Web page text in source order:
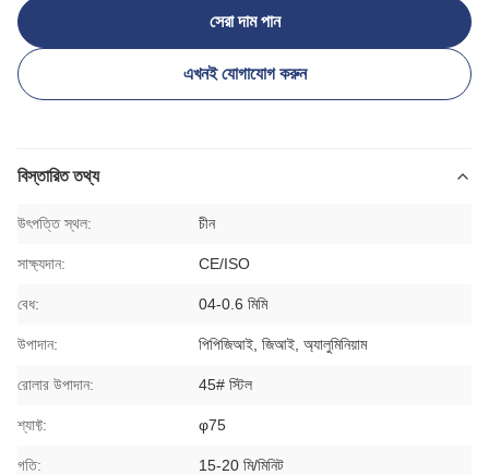
সেরা দাম পান
এখনই যোগাযোগ করুন
বিস্তারিত তথ্য
উৎপত্তি স্থল: চীন
সাক্ষ্যদান: CE/ISO
বেধ: 04-0.6 মিমি
উপাদান: পিপিজিআই, জিআই, অ্যালুমিনিয়াম
রোলার উপাদান: 45# স্টিল
শ্যাফ্ট: φ75
গতি: 15-20 মি/মিনিট